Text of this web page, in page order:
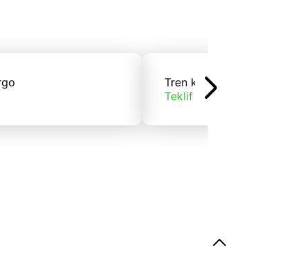
Tren kargo
Teklif alın